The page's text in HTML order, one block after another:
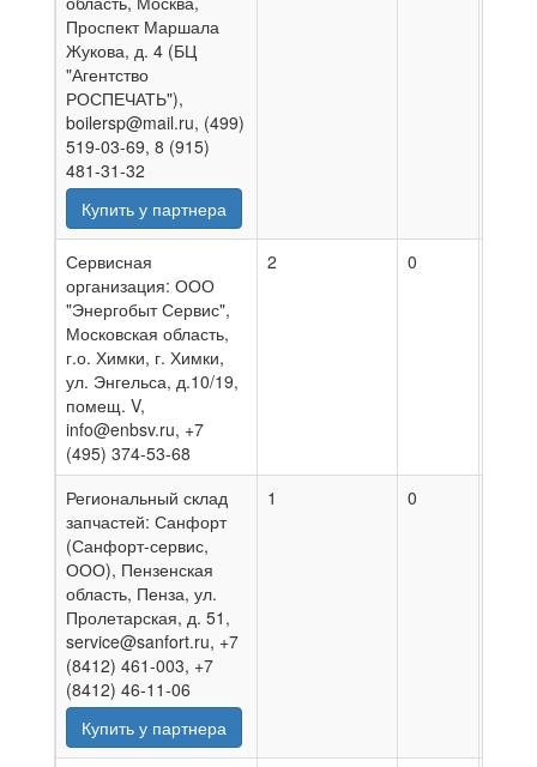
Проспект Маршала
Жукова, д. 4 (БЦ
"Агентство
РОСПЕЧАТЬ"),
boilersp@mail.ru, (499)
519-03-69, 8 (915)
481-31-32
Купить у партнера
Сервисная
организация: ООО
"Энергобыт Сервис",
Московская область,
г.о. Химки, г. Химки,
ул. Энгельса, д.10/19,
помещ. V,
info@enbsv.ru, +7
(495) 374-53-68
2 0
Региональный склад
запчастей: Санфорт
(Санфорт-сервис,
ООО), Пензенская
область, Пенза, ул.
Пролетарская, д. 51,
service@sanfort.ru, +7
(8412) 461-003, +7
(8412) 46-11-06
Купить у партнера
1 0